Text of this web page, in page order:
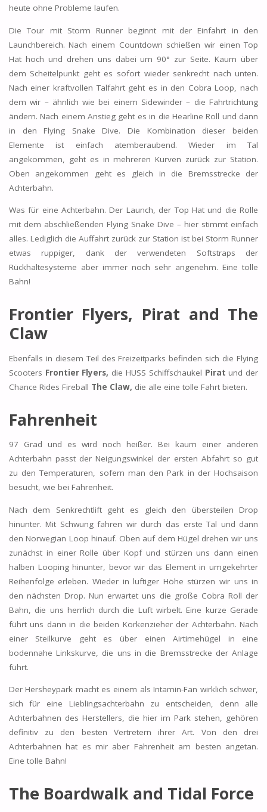
heute ohne Probleme laufen.
Die Tour mit Storm Runner beginnt mit der Einfahrt in den
Launchbereich. Nach einem Countdown schießen wir einen Top
Hat hoch und drehen uns dabei um 90° zur Seite. Kaum über
dem Scheitelpunkt geht es sofort wieder senkrecht nach unten.
Nach einer kraftvollen Talfahrt geht es in den Cobra Loop, nach
dem wir – ähnlich wie bei einem Sidewinder – die Fahrtrichtung
ändern. Nach einem Anstieg geht es in die Hearline Roll und dann
in den Flying Snake Dive. Die Kombination dieser beiden
Elemente ist einfach atemberaubend. Wieder im Tal
angekommen, geht es in mehreren Kurven zurück zur Station.
Oben angekommen geht es gleich in die Bremsstrecke der
Achterbahn.
Was für eine Achterbahn. Der Launch, der Top Hat und die Rolle
mit dem abschließenden Flying Snake Dive – hier stimmt einfach
alles. Lediglich die Auffahrt zurück zur Station ist bei Storm Runner
etwas ruppiger, dank der verwendeten Softstraps der
Rückhaltesysteme aber immer noch sehr angenehm. Eine tolle
Bahn!
Frontier Flyers, Pirat and The
Claw
Ebenfalls in diesem Teil des Freizeitparks befinden sich die Flying
Scooters Frontier Flyers, die HUSS Schiffschaukel Pirat und der
Chance Rides Fireball The Claw, die alle eine tolle Fahrt bieten.
Fahrenheit
97 Grad und es wird noch heißer. Bei kaum einer anderen
Achterbahn passt der Neigungswinkel der ersten Abfahrt so gut
zu den Temperaturen, sofern man den Park in der Hochsaison
besucht, wie bei Fahrenheit.
Nach dem Senkrechtlift geht es gleich den übersteilen Drop
hinunter. Mit Schwung fahren wir durch das erste Tal und dann
den Norwegian Loop hinauf. Oben auf dem Hügel drehen wir uns
zunächst in einer Rolle über Kopf und stürzen uns dann einen
halben Looping hinunter, bevor wir das Element in umgekehrter
Reihenfolge erleben. Wieder in luftiger Höhe stürzen wir uns in
den nächsten Drop. Nun erwartet uns die große Cobra Roll der
Bahn, die uns herrlich durch die Luft wirbelt. Eine kurze Gerade
führt uns dann in die beiden Korkenzieher der Achterbahn. Nach
einer Steilkurve geht es über einen Airtimehügel in eine
bodennahe Linkskurve, die uns in die Bremsstrecke der Anlage
führt.
Der Hersheypark macht es einem als Intamin-Fan wirklich schwer,
sich für eine Lieblingsachterbahn zu entscheiden, denn alle
Achterbahnen des Herstellers, die hier im Park stehen, gehören
definitiv zu den besten Vertretern ihrer Art. Von den drei
Achterbahnen hat es mir aber Fahrenheit am besten angetan.
Eine tolle Bahn!
The Boardwalk and Tidal Force